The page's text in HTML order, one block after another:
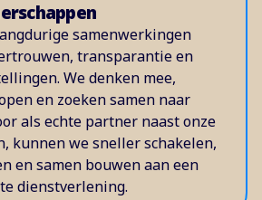
samenwerkingen
transparantie en
We denken mee,
en zoeken samen naar
als echte partner naast onze
kunnen we sneller schakelen,
en samen bouwen aan een
dienstverlening.